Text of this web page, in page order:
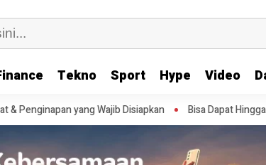
Tekno Sport Hype Video
Bisa Dapat Hingga Rp1,8 Juta, Ini Tanda-Tanda